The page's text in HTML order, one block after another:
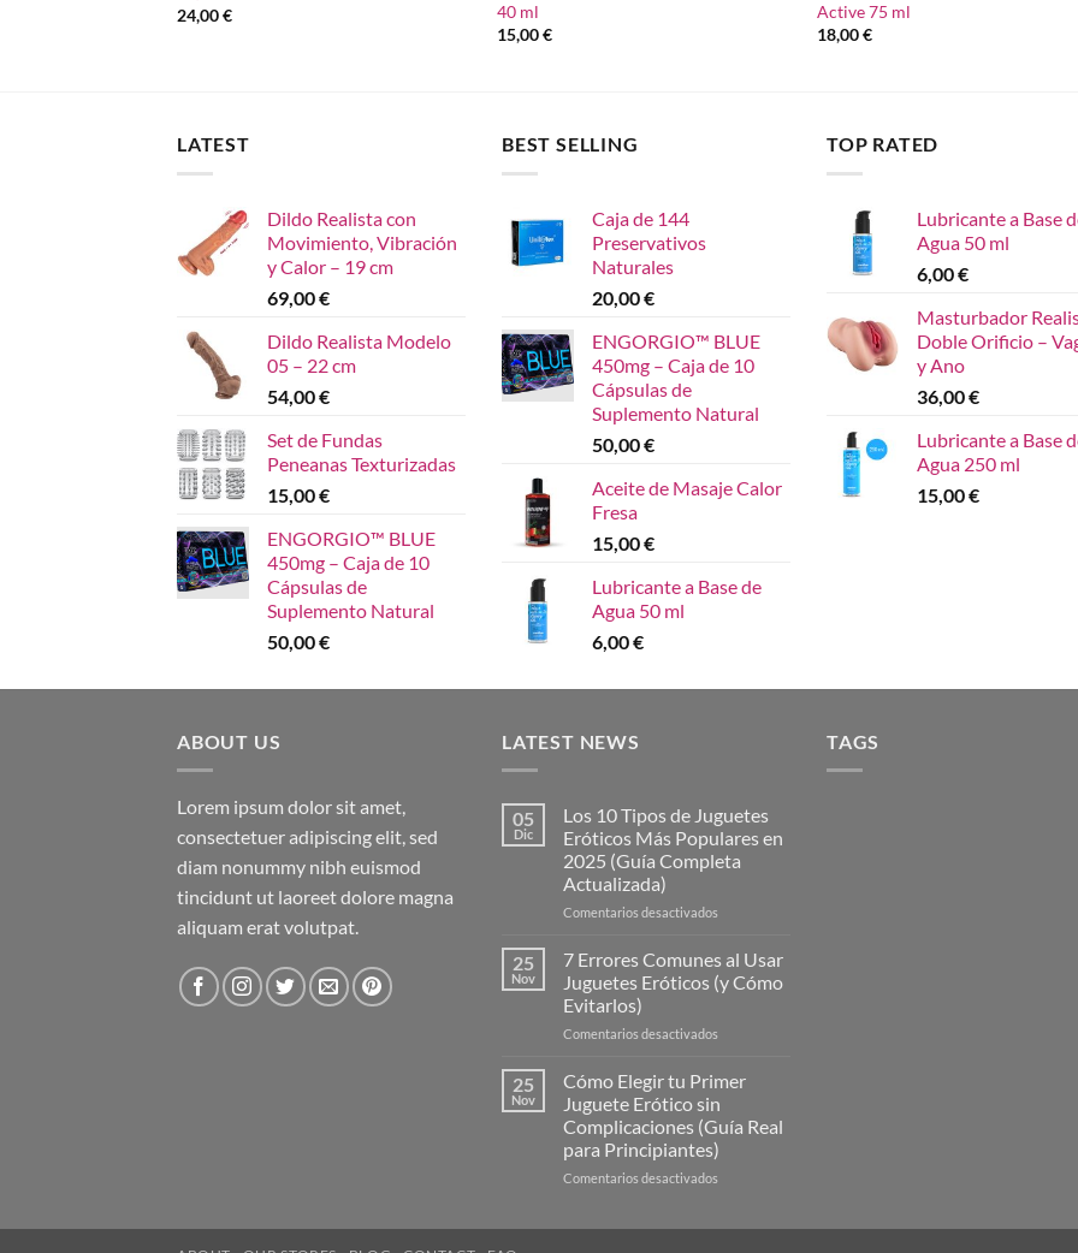
24,00€
40 ml
15,00€
Active 75 ml
18,00€
LATEST
Dildo Realista con
Movimiento, Vibración
y Calor – 19 cm
69,00€
Dildo Realista Modelo
05 – 22 cm
54,00€
Set de Fundas
Peneanas Texturizadas
15,00€
ENGORGIO™ BLUE
450mg – Caja de 10
Cápsulas de
Suplemento Natural
50,00€
BEST SELLING
Caja de 144
Preservativos
Naturales
20,00€
ENGORGIO™ BLUE
450mg – Caja de 10
Cápsulas de
Suplemento Natural
50,00€
Aceite de Masaje Calor
Fresa
15,00€
Lubricante a Base de
Agua 50 ml
6,00€
TOP RATED
Lubricante a Base
Agua 50 ml
6,00€
Masturbador
Doble Orificio –
y Ano
36,00€
Lubricante a Base
Agua 250 ml
15,00€
ABOUT US
Lorem ipsum dolor sit amet,
consectetuer adipiscing elit, sed
diam nonummy nibh euismod
tincidunt ut laoreet dolore magna
aliquam erat volutpat.
LATEST NEWS
05
Dic
Los 10 Tipos de Juguetes
Eróticos Más Populares en
2025 (Guía Completa
Actualizada)
Comentarios desactivados
Tipos
de
2025
(Guía
Completa
25
Nov
7 Errores Comunes al Usar
Juguetes Eróticos (y Cómo
Evitarlos)
Comentarios desactivados
al
Usar
Juguetes
25
Nov
Cómo Elegir tu Primer
Juguete Erótico sin
Complicaciones (Guía Real
para Principiantes)
Comentarios desactivados
TAGS